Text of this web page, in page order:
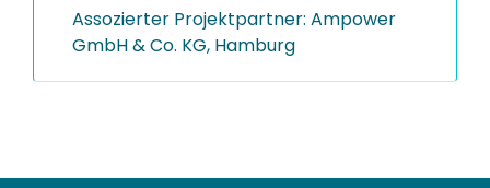
Assozierter Projektpartner: Ampower
GmbH & Co. KG, Hamburg